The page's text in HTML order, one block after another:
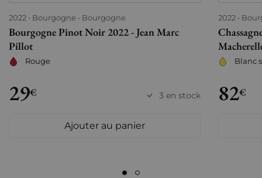
2022 Bourgogne Bourgogne
Bourgogne Pinot Noir 2022 - Jean Marc
Pillot
Rouge
29€ 3 en stock
Ajouter au panier
2022
Blanc
82€